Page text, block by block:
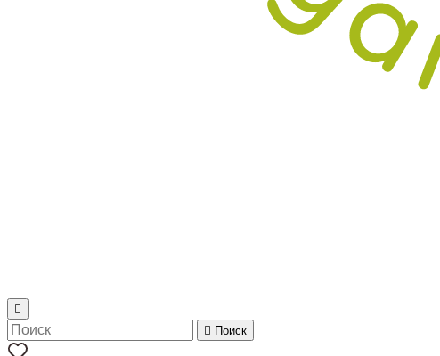

 Поиск